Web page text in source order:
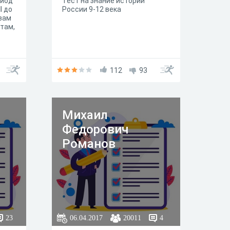
до
по
В.
России 9-12 века
112 93
23
Михаил
Федорович
Романов
06.04.2017 20011 4